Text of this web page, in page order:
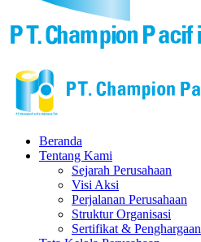
Beranda
Tentang Kami
Sejarah Perusahaan
Visi Aksi
Perjalanan Perusahaan
Struktur Organisasi
Sertifikat & Penghargaan